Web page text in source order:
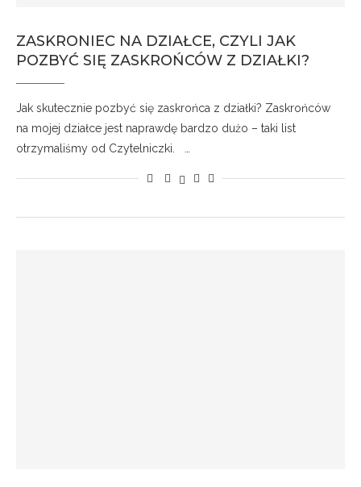
ZASKRONIEC NA DZIAŁCE, CZYLI JAK
POZBYĆ SIĘ ZASKROŃCÓW Z DZIAŁKI?
Jak skutecznie pozbyć się zaskrońca z działki? Zaskrońców
na mojej działce jest naprawdę bardzo dużo – taki list
otrzymaliśmy od Czytelniczki. …